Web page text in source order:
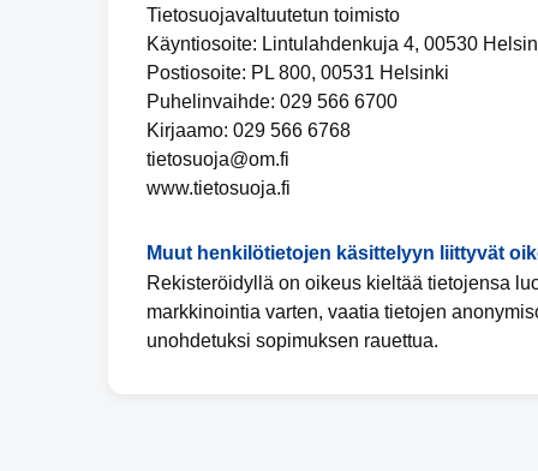
Tietosuojavaltuutetun toimisto
Käyntiosoite: Lintulahdenkuja 4, 00530
Postiosoite: PL 800, 00531 Helsinki
Puhelinvaihde: 029 566 6700
Kirjaamo: 029 566 6768
tietosuoja@om.fi
www.tietosuoja.fi
Muut henkilötietojen käsittelyyn liittyvät
Rekisteröidyllä on oikeus kieltää tietojensa
markkinointia varten, vaatia tietojen
unohdetuksi sopimuksen rauettua.